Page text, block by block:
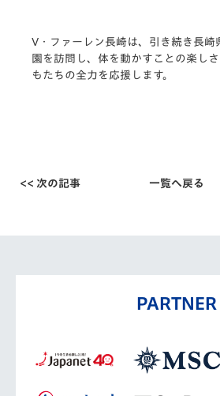
V・ファーレン長崎は、引き続き長崎
園を訪問し、体を動かすことの楽し
もたちの全力を応援します。
<< 次の記事 一覧へ戻る
PARTNER